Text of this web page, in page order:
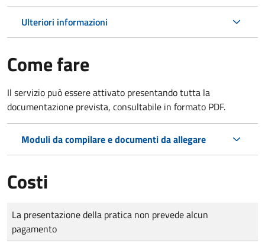
Ulteriori informazioni
Come fare
Il servizio può essere attivato presentando tutta la
documentazione prevista, consultabile in formato PDF.
Moduli da compilare e documenti da allegare
Costi
Tipo di pagamento
Importo
La presentazione della pratica non prevede alcun
pagamento